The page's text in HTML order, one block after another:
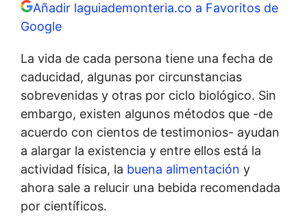
Añadir laguiademonteria.co a Favoritos de
Google
La vida de cada persona tiene una fecha de
caducidad, algunas por circunstancias
sobrevenidas y otras por ciclo biológico. Sin
embargo, existen algunos métodos que -de
acuerdo con cientos de testimonios- ayudan
a alargar la existencia y entre ellos está la
actividad física, la buena alimentación y
ahora sale a relucir una bebida recomendada
por científicos.